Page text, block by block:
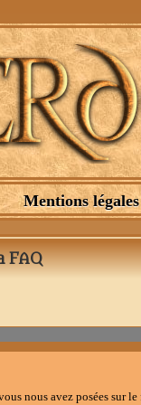
Mentions légales
FAQ
nous avez posées sur